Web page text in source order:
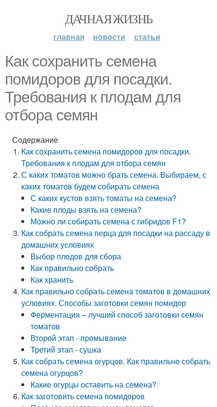
ДАЧНАЯ ЖИЗНЬ
главная новости статьи
Как сохранить семена
помидоров для посадки.
Требования к плодам для
отбора семян
Содержание
Как сохранить семена помидоров для посадки.
Требования к плодам для отбора семян
С каких томатов можно брать семена. Выбираем, с
каких томатов будем собирать семена
С каких кустов взять томаты на семена?
Какие плоды взять на семена?
Можно ли собирать семена с гибридов F1?
Как собрать семена перца для посадки на рассаду в
домашних условиях
Выбор плодов для сбора
Как правильно собрать
Как хранить
Как правильно собрать семена томатов в домашних
условиях. Способы заготовки семян помидор
Ферментация – лучший способ заготовки семян
томатов
Второй этап - промывание
Третий этап - сушка
Как собрать семена огурцов. Как правильно собрать
семена огурцов?
Какие огурцы оставить на семена?
Как заготовить семена помидоров